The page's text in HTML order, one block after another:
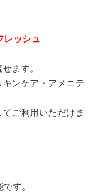
レッシュ
ます。
ンケア・アメニテ
ご利用いただけま
す。